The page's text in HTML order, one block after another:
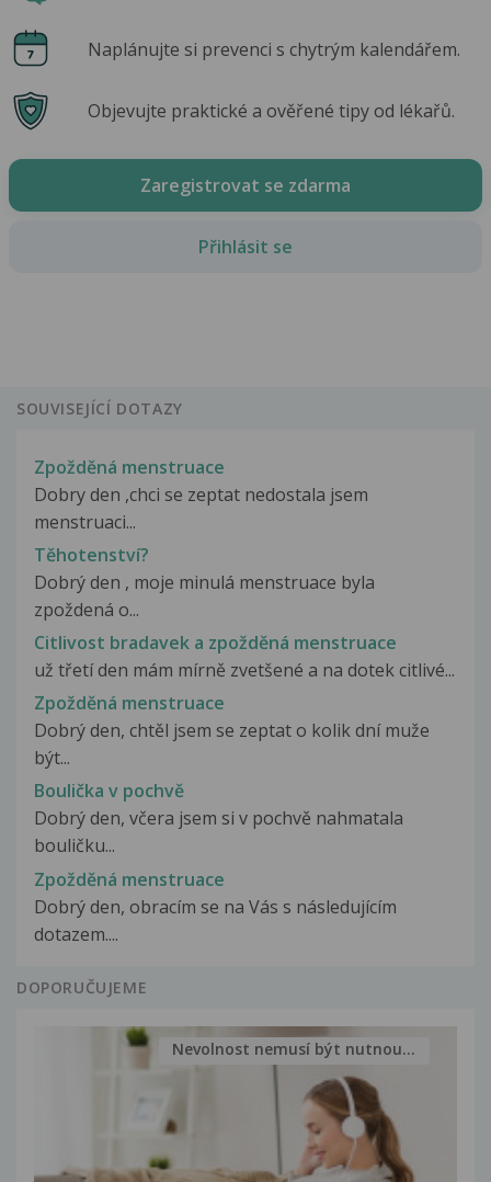
Naplánujte si prevenci s chytrým kalendářem.
Objevujte praktické a ověřené tipy od lékařů.
Zaregistrovat se zdarma
Přihlásit se
SOUVISEJÍCÍ DOTAZY
Zpožděná menstruace
Dobry den ,chci se zeptat nedostala jsem
menstruaci...
Těhotenství?
Dobrý den , moje minulá menstruace byla
zpoždená o...
Citlivost bradavek a zpožděná menstruace
už třetí den mám mírně zvetšené a na dotek citlivé...
Zpožděná menstruace
Dobrý den, chtěl jsem se zeptat o kolik dní muže
být...
Boulička v pochvě
Dobrý den, včera jsem si v pochvě nahmatala
bouličku...
Zpožděná menstruace
Dobrý den, obracím se na Vás s následujícím
dotazem....
DOPORUČUJEME
Nevolnost nemusí být nutnou...